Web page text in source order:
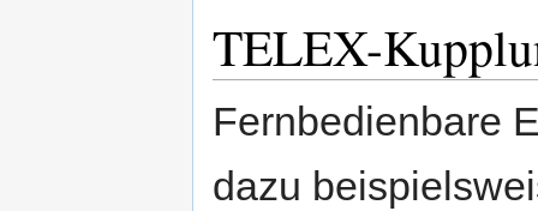
TELEX-
Fernbedienbare
dazu